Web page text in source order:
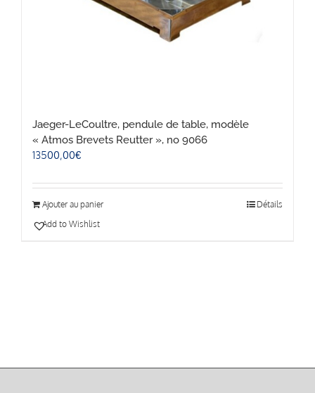
Jaeger-LeCoultre, pendule de table, modèle
« Atmos Brevets Reutter », no 9066
13500,00€
Ajouter au panier
Détails
Add to Wishlist